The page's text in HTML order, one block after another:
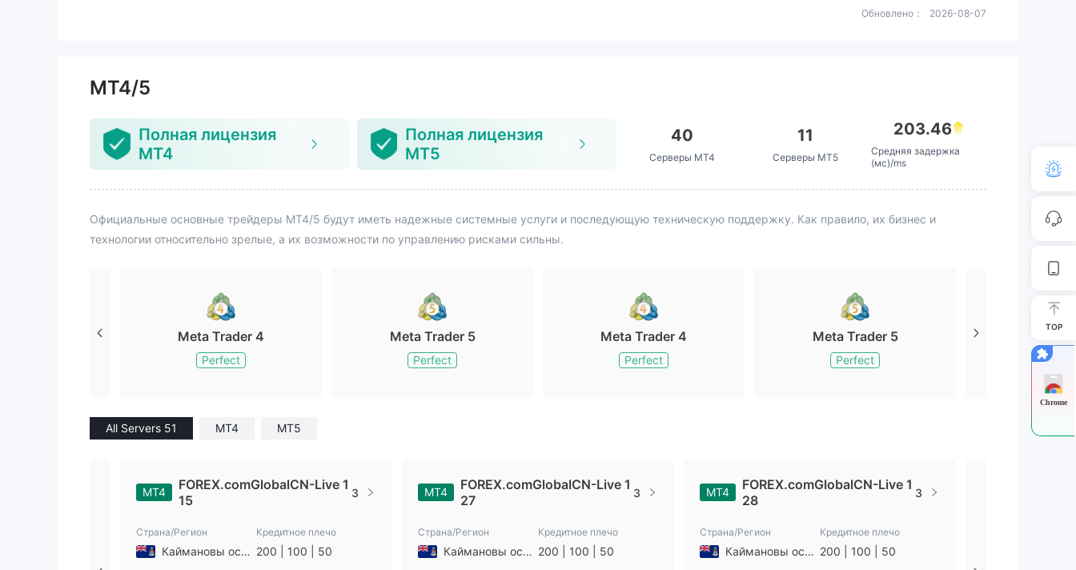
Обновлено： 2026-08-07
MT4/5
Полная лицензия
MT4
Полная лицензия
MT5
40
Серверы MT4
11
Серверы MT5
203.46
Средняя задержка
(мс)/ms
Официальные основные трейдеры MT4/5 будут иметь надежные системные услуги и последующую техническую поддержку. Как правило, их бизнес и
технологии относительно зрелые, а их возможности по управлению рисками сильны.
Meta Trader 4
Perfect
Meta Trader 5
Perfect
Meta Trader 4
Perfect
Meta Trader 5
Perfect
All Servers 51 MT4 MT5
MT4
FOREX.comGlobalCN-Live 1
15
3
Страна/Регион
Каймановы острова
Кредитное плечо
200 | 100 | 50
MT4
FOREX.comGlobalCN-Live 1
27
3
Страна/Регион
Каймановы острова
Кредитное плечо
200 | 100 | 50
MT4
FOREX.comGlobalCN-Live 1
28
3
Страна/Регион
Каймановы острова
Кредитное плечо
200 | 100 | 50
TOP
Chrome